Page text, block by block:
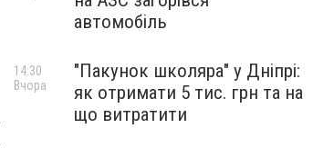
автомобіль
"Пакунок школяра" у Дніпрі:
як отримати 5 тис. грн та на
що витратити
14:30
Вчора